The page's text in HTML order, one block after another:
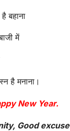
बहाना
में
है मनाना।
New Year.
Good excuse